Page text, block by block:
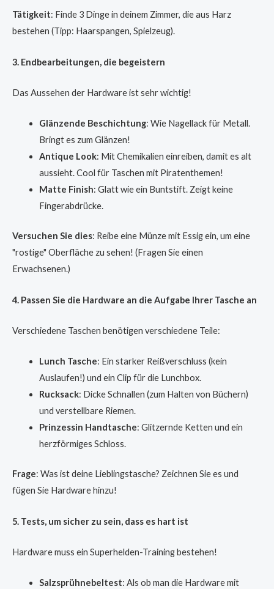
Tätigkeit: Finde 3 Dinge in deinem Zimmer, die aus Harz
bestehen (Tipp: Haarspangen, Spielzeug).
3. Endbearbeitungen, die begeistern
Das Aussehen der Hardware ist sehr wichtig!
Glänzende Beschichtung: Wie Nagellack für Metall.
Bringt es zum Glänzen!
Antique Look: Mit Chemikalien einreiben, damit es alt
aussieht. Cool für Taschen mit Piratenthemen!
Matte Finish: Glatt wie ein Buntstift. Zeigt keine
Fingerabdrücke.
Versuchen Sie dies: Reibe eine Münze mit Essig ein, um eine
"rostige" Oberfläche zu sehen! (Fragen Sie einen
Erwachsenen.)
4. Passen Sie die Hardware an die Aufgabe Ihrer Tasche an
Verschiedene Taschen benötigen verschiedene Teile:
Lunch Tasche: Ein starker Reißverschluss (kein
Auslaufen!) und ein Clip für die Lunchbox.
Rucksack: Dicke Schnallen (zum Halten von Büchern)
und verstellbare Riemen.
Prinzessin Handtasche: Glitzernde Ketten und ein
herzförmiges Schloss.
Frage: Was ist deine Lieblingstasche? Zeichnen Sie es und
fügen Sie Hardware hinzu!
5. Tests, um sicher zu sein, dass es hart ist
Hardware muss ein Superhelden-Training bestehen!
Salzsprühnebeltest: Als ob man die Hardware mit